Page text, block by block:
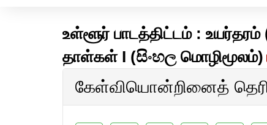
உள்ளூர் பாடத்திட்டம் :
தாள்கள் I (සිංහල மொழிமூலம்)
கேள்வியொன்றினைத்